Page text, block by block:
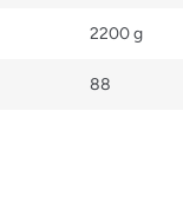
2200 g
88